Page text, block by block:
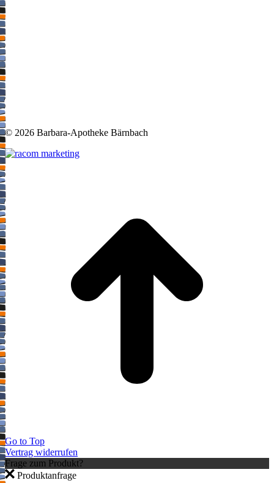
© 2026 Barbara-Apotheke Bärnbach
Go to Top
Vertrag widerrufen
Frage zum Produkt?
Produktanfrage